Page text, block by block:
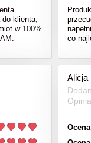
klienta,
w 100%
co
Alicja